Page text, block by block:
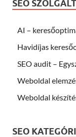
SEO
AI –
Havidíjas
SEO audit –
Weboldal
Weboldal
SEO